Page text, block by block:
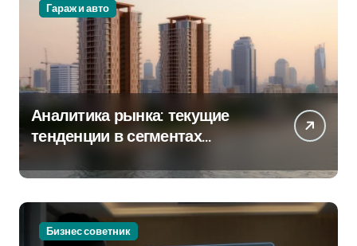
Гараж и авто
Аналитика рынка: текущие
тенденции в сегментах
Бизнес советник